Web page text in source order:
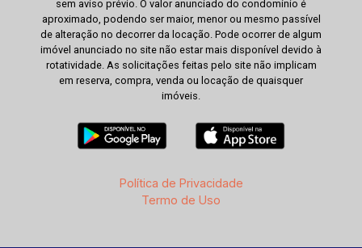
sem aviso prévio. O valor anunciado do condomínio é
aproximado, podendo ser maior, menor ou mesmo passível
de alteração no decorrer da locação. Pode ocorrer de algum
imóvel anunciado no site não estar mais disponível devido à
rotatividade. As solicitações feitas pelo site não implicam
em reserva, compra, venda ou locação de quaisquer
imóveis.
Política de Privacidade
Termo de Uso